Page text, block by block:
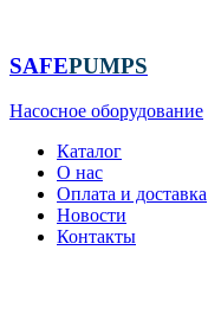
содержимому
SAFEPUMPS
Насосное оборудование
Каталог
О нас
Оплата и доставка
Новости
Контакты